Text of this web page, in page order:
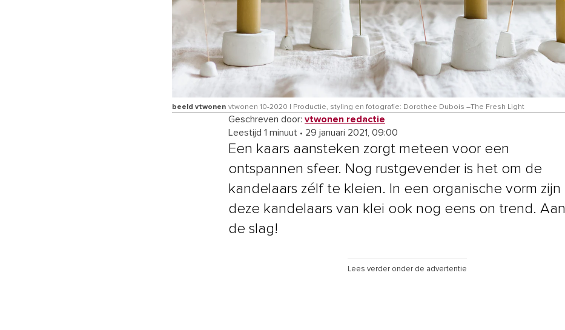
beeld vtwonen vtwonen 10-2020 | Productie, styling en fotografie: Dorothee Dubois –The Fresh Light
Geschreven door: vtwonen redactie
Leestijd 1 minuut • 29 januari 2021, 09:00
Een kaars aansteken zorgt meteen voor een
ontspannen sfeer. Nog rustgevender is het om de
kandelaars zélf te kleien. In een organische vorm zijn
deze kandelaars van klei ook nog eens on trend. Aan
de slag!
Lees verder onder de advertentie